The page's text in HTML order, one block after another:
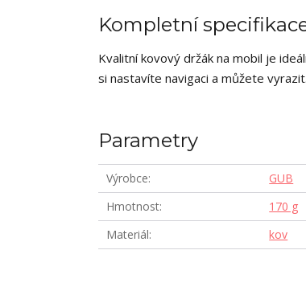
Kompletní
Kvalitní kovový držák na mobil je
si nastavíte navigaci a můžete vyrazit.
Parametry
Výrobce
GUB
Hmotnost
170 g
Materiál
kov